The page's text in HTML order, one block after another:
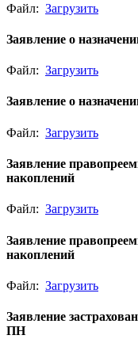
Файл: Загрузить
Заявление о
Файл: Загрузить
Заявление о
Файл: Загрузить
Заявление
накоплений
Файл: Загрузить
Заявление
накоплений
Файл: Загрузить
Заявление
ПН